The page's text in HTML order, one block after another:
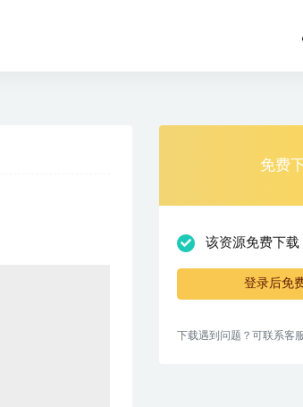
免费
该资源免费下载
登录后免
下载遇到问题？可联系客